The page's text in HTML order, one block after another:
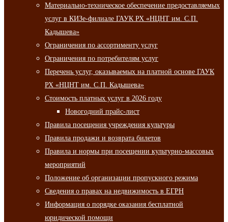
Материально-техническое обеспечение предоставляемых
услуг в КИЗе-филиале ГАУК РХ «НЦНТ им. С.П.
Кадышева»
Ограничения по ассортименту услуг
Ограничения по потребителям услуг
Перечень услуг, оказываемых на платной основе ГАУК
РХ «НЦНТ им. С.П. Кадышева»
Стоимость платных услуг в 2026 году
Новогодний прайс-лист
Правила посещения учреждения культуры
Правила продажи и возврата билетов
Правила и нормы при посещении культурно-массовых
мероприятий
Положение об организации пропускного режима
Сведения о правах на недвижимость в ЕГРН
Информация о порядке оказания бесплатной
юридической помощи